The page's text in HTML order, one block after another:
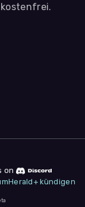
on
Herald+ kündigen